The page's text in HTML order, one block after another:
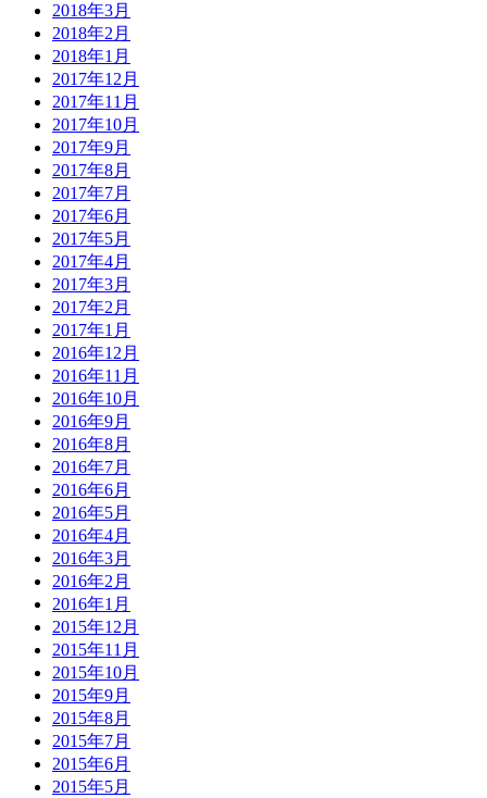
2018年3月
2018年2月
2018年1月
2017年12月
2017年11月
2017年10月
2017年9月
2017年8月
2017年7月
2017年6月
2017年5月
2017年4月
2017年3月
2017年2月
2017年1月
2016年12月
2016年11月
2016年10月
2016年9月
2016年8月
2016年7月
2016年6月
2016年5月
2016年4月
2016年3月
2016年2月
2016年1月
2015年12月
2015年11月
2015年10月
2015年9月
2015年8月
2015年7月
2015年6月
2015年5月